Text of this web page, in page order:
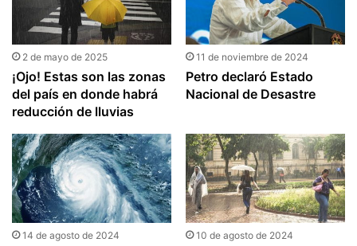
2 de mayo de 2025
¡Ojo! Estas son las zonas
del país en donde habrá
reducción de lluvias
11 de noviembre de 2024
Petro declaró Estado
Nacional de Desastre
14 de agosto de 2024 10 de agosto de 2024